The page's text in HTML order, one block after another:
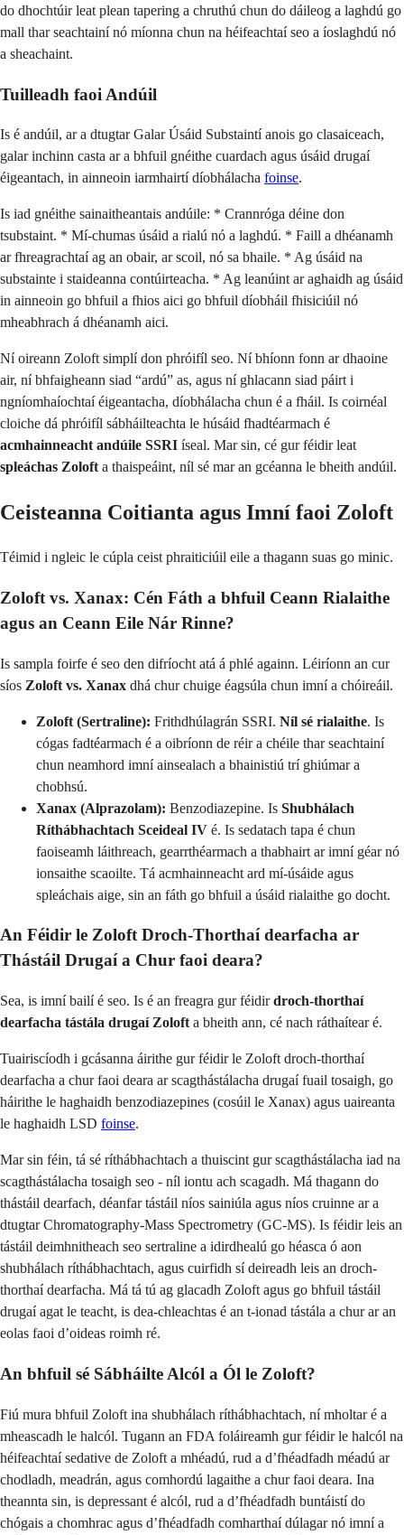
do dhochtúir leat plean tapering a chruthú chun do dáileog a laghdú go
mall thar seachtainí nó míonna chun na héifeachtaí seo a íoslaghdú nó
a sheachaint.
Tuilleadh faoi Andúil
Is é andúil, ar a dtugtar Galar Úsáid Substaintí anois go clasaiceach,
galar inchinn casta ar a bhfuil gnéithe cuardach agus úsáid drugaí
éigeantach, in ainneoin iarmhairtí díobhálacha foinse.
Is iad gnéithe sainaitheantais andúile: * Crannróga déine don
tsubstaint. * Mí-chumas úsáid a rialú nó a laghdú. * Faill a dhéanamh
ar fhreagrachtaí ag an obair, ar scoil, nó sa bhaile. * Ag úsáid na
substainte i staideanna contúirteacha. * Ag leanúint ar aghaidh ag úsáid
in ainneoin go bhfuil a fhios aici go bhfuil díobháil fhisiciúil nó
mheabhrach á dhéanamh aici.
Ní oireann Zoloft simplí don phróifíl seo. Ní bhíonn fonn ar dhaoine
air, ní bhfaigheann siad “ardú” as, agus ní ghlacann siad páirt i
ngníomhaíochtaí éigeantacha, díobhálacha chun é a fháil. Is coirnéal
cloiche dá phróifíl sábháilteachta le húsáid fhadtéarmach é
acmhainneacht andúile SSRI íseal. Mar sin, cé gur féidir leat
spleáchas Zolofta thaispeáint, níl sé mar an gcéanna le bheith andúil.
Ceisteanna Coitianta agus Imní faoi Zoloft
Téimid i ngleic le cúpla ceist phraiticiúil eile a thagann suas go minic.
Zoloft vs. Xanax: Cén Fáth a bhfuil Ceann Rialaithe
agus an Ceann Eile Nár Rinne?
Is sampla foirfe é seo den difríocht atá á phlé againn. Léiríonn an cur
síos Zoloft vs. Xanax dhá chur chuige éagsúla chun imní a chóireáil.
Zoloft (Sertraline): Frithdhúlagrán SSRI. Níl sé rialaithe. Is
cógas fadtéarmach é a oibríonn de réir a chéile thar seachtainí
chun neamhord imní ainsealach a bhainistiú trí ghiúmar a
chobhsú.
Xanax (Alprazolam): Benzodiazepine. Is Shubhálach
Ríthábhachtach Sceideal IV é. Is sedatach tapa é chun
faoiseamh láithreach, gearrthéarmach a thabhairt ar imní géar nó
ionsaithe scaoilte. Tá acmhainneacht ard mí-úsáide agus
spleáchais aige, sin an fáth go bhfuil a úsáid rialaithe go docht.
An Féidir le Zoloft Droch-Thorthaí dearfacha ar
Thástáil Drugaí a Chur faoi deara?
Sea, is imní bailí é seo. Is é an freagra gur féidirdroch-thorthaí
dearfacha tástála drugaí Zoloft a bheith ann, cé nach ráthaítear é.
Tuairiscíodh i gcásanna áirithe gur féidir le Zoloft droch-thorthaí
dearfacha a chur faoi deara ar scagthástálacha drugaí fuail tosaigh, go
háirithe le haghaidh benzodiazepines (cosúil le Xanax) agus uaireanta
le haghaidh LSD foinse.
Mar sin féin, tá sé ríthábhachtach a thuiscint gur scagthástálacha iad na
scagthástálacha tosaigh seo - níl iontu ach scagadh. Má thagann do
thástáil dearfach, déanfar tástáil níos sainiúla agus níos cruinne ar a
dtugtar Chromatography-Mass Spectrometry (GC-MS). Is féidir leis an
tástáil deimhnitheach seo sertraline a idirdhealú go héasca ó aon
shubhálach ríthábhachtach, agus cuirfidh sí deireadh leis an droch-
thorthaí dearfacha. Má tá tú ag glacadh Zoloft agus go bhfuil tástáil
drugaí agat le teacht, is dea-chleachtas é an t-ionad tástála a chur ar an
eolas faoi d’oideas roimh ré.
An bhfuil sé Sábháilte Alcól a Ól le Zoloft?
Fiú mura bhfuil Zoloft ina shubhálach ríthábhachtach, ní mholtar é a
mheascadh le halcól. Tugann an FDA foláireamh gur féidir le halcól na
héifeachtaí sedative de Zoloft a mhéadú, rud a d’fhéadfadh méadú ar
chodladh, meadrán, agus comhordú lagaithe a chur faoi deara. Ina
theannta sin, is depressant é alcól, rud a d’fhéadfadh buntáistí do
chógais a chomhrac agus d’fhéadfadh comharthaí dúlagar nó imní a